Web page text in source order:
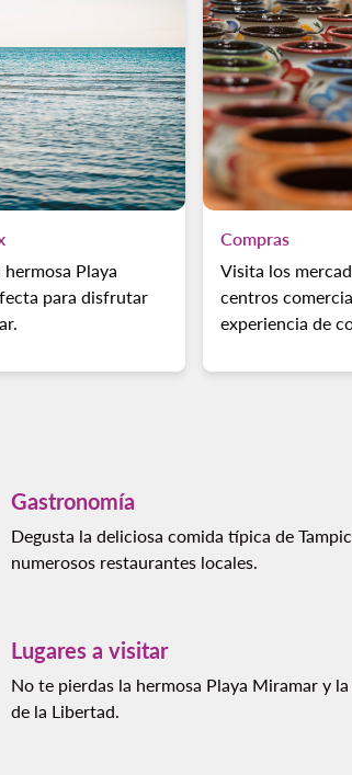
hermosa Playa
para disfrutar
Compras
Visita los
centros
experiencia de
Gastronomía
Degusta la deliciosa comida típica de
numerosos restaurantes locales.
Lugares a visitar
No te pierdas la hermosa Playa Miramar y
de la Libertad.